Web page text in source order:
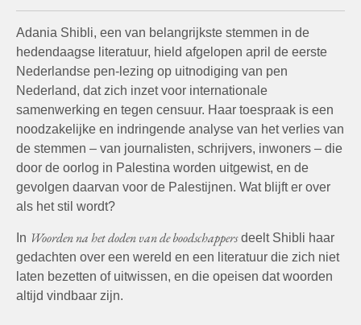
Adania Shibli, een van belangrijkste stemmen in de
hedendaagse literatuur, hield afgelopen april de eerste
Nederlandse pen-lezing op uitnodiging van pen
Nederland, dat zich inzet voor internationale
samenwerking en tegen censuur. Haar toespraak is een
noodzakelijke en indringende analyse van het verlies van
de stemmen – van journalisten, schrijvers, inwoners – die
door de oorlog in Palestina worden uitgewist, en de
gevolgen daarvan voor de Palestijnen. Wat blijft er over
als het stil wordt?
In Woorden na het doden van de boodschappersdeelt Shibli haar
gedachten over een wereld en een literatuur die zich niet
laten bezetten of uitwissen, en die opeisen dat woorden
altijd vindbaar zijn.